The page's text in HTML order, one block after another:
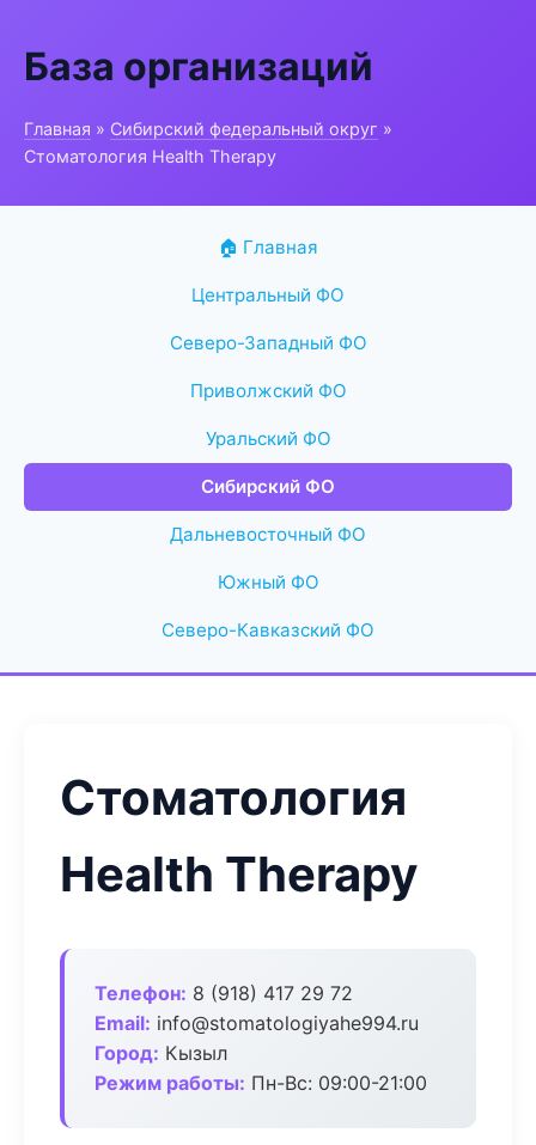
База организаций
Главная » Сибирский федеральный округ »
Стоматология Health Therapy
🏠 Главная
Центральный ФО
Северо-Западный ФО
Приволжский ФО
Уральский ФО
Сибирский ФО
Дальневосточный ФО
Южный ФО
Северо-Кавказский ФО
Стоматология
Health Therapy
Телефон: 8 (918) 417 29 72
Email: info@stomatologiyahe994.ru
Город: Кызыл
Режим работы: Пн-Вс: 09:00-21:00